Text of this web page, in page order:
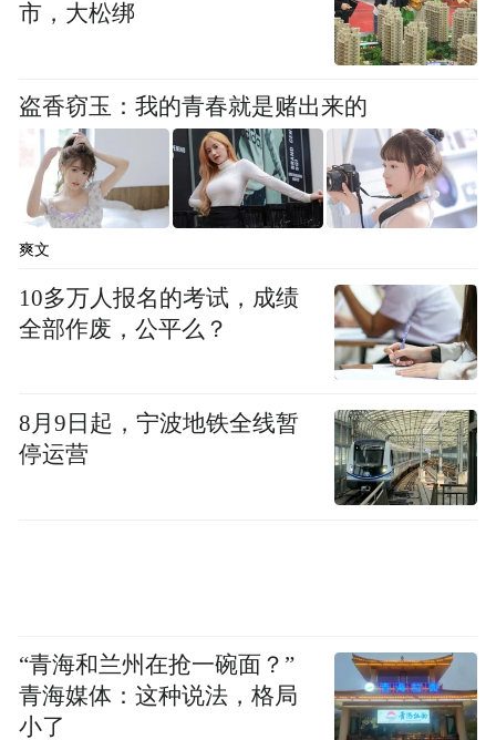
市，大松绑
盗香窃玉：我的青春就是赌出来的
爽文
10多万人报名的考试，成绩
全部作废，公平么？
8月9日起，宁波地铁全线暂
停运营
“青海和兰州在抢一碗面？”
青海媒体：这种说法，格局
小了